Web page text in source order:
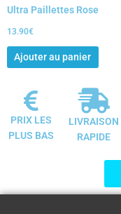
Ultra Paillettes Rose
13.90€
Ajouter au panier
PRIX LES
PLUS BAS
LIVRAISON
RAPIDE